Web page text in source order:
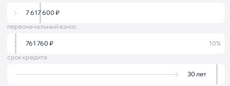
7 617 600 ₽
первоначальный взнос
761 760 ₽
10%
срок кредита
30 лет